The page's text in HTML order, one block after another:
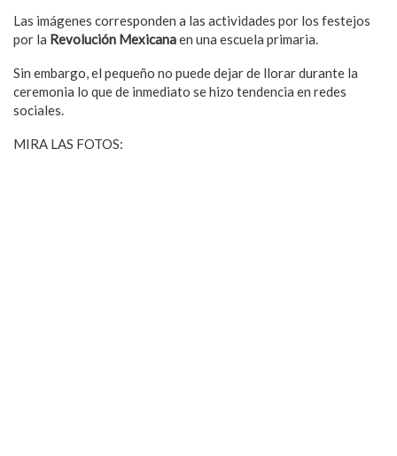
Las imágenes corresponden a las actividades por los festejos
por la Revolución Mexicanaen una escuela primaria.
Sin embargo, el pequeño no puede dejar de llorar durante la
ceremonia lo que de inmediato se hizo tendencia en redes
sociales.
MIRA LAS FOTOS: